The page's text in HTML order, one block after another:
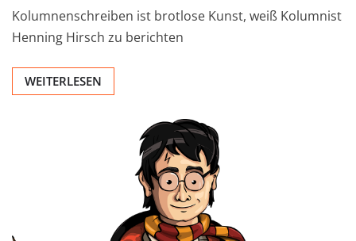
Kolumnenschreiben ist brotlose Kunst, weiß Kolumnist
Henning Hirsch zu berichten
WEITERLESEN